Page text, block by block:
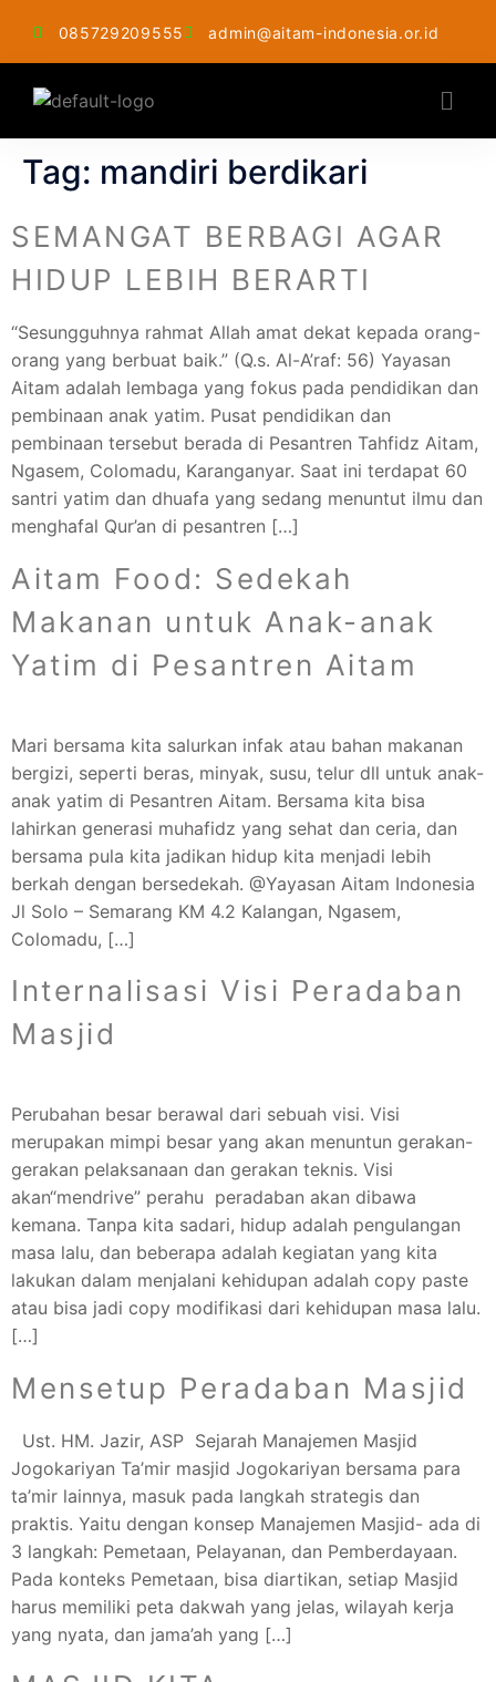
085729209555 admin@aitam-indonesia.or.id
Tag: mandiri berdikari
SEMANGAT BERBAGI AGAR
HIDUP LEBIH BERARTI
“Sesungguhnya rahmat Allah amat dekat kepada orang-
orang yang berbuat baik.” (Q.s. Al-A’raf: 56) Yayasan
Aitam adalah lembaga yang fokus pada pendidikan dan
pembinaan anak yatim. Pusat pendidikan dan
pembinaan tersebut berada di Pesantren Tahfidz Aitam,
Ngasem, Colomadu, Karanganyar. Saat ini terdapat 60
santri yatim dan dhuafa yang sedang menuntut ilmu dan
menghafal Qur’an di pesantren […]
Aitam Food: Sedekah
Makanan untuk Anak-anak
Yatim di Pesantren Aitam
Mari bersama kita salurkan infak atau bahan makanan
bergizi, seperti beras, minyak, susu, telur dll untuk anak-
anak yatim di Pesantren Aitam. Bersama kita bisa
lahirkan generasi muhafidz yang sehat dan ceria, dan
bersama pula kita jadikan hidup kita menjadi lebih
berkah dengan bersedekah. @Yayasan Aitam Indonesia
Jl Solo – Semarang KM 4.2 Kalangan, Ngasem,
Colomadu, […]
Internalisasi Visi Peradaban
Masjid
Perubahan besar berawal dari sebuah visi. Visi
merupakan mimpi besar yang akan menuntun gerakan-
gerakan pelaksanaan dan gerakan teknis. Visi
akan“mendrive” perahu peradaban akan dibawa
kemana. Tanpa kita sadari, hidup adalah pengulangan
masa lalu, dan beberapa adalah kegiatan yang kita
lakukan dalam menjalani kehidupan adalah copy paste
atau bisa jadi copy modifikasi dari kehidupan masa lalu.
[…]
Mensetup Peradaban Masjid
Ust. HM. Jazir, ASP Sejarah Manajemen Masjid
Jogokariyan Ta’mir masjid Jogokariyan bersama para
ta’mir lainnya, masuk pada langkah strategis dan
praktis. Yaitu dengan konsep Manajemen Masjid- ada di
3 langkah: Pemetaan, Pelayanan, dan Pemberdayaan.
Pada konteks Pemetaan, bisa diartikan, setiap Masjid
harus memiliki peta dakwah yang jelas, wilayah kerja
yang nyata, dan jama’ah yang […]